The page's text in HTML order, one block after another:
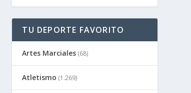
TU DEPORTE FAVORITO
Artes Marciales (68)
Atletismo (1.269)